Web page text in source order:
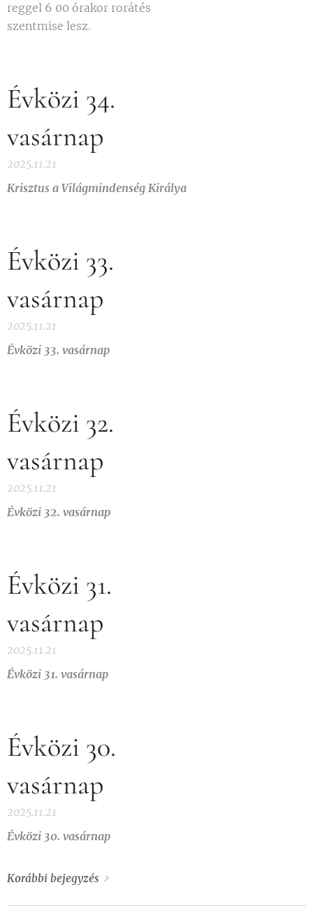
reggel 6 00 órakor rorátés
szentmise lesz.
Évközi 34.
vasárnap
2025.11.21
Krisztus a Világmindenség Királya
Évközi 33.
vasárnap
2025.11.21
Évközi 33. vasárnap
Évközi 32.
vasárnap
2025.11.21
Évközi 32. vasárnap
Évközi 31.
vasárnap
2025.11.21
Évközi 31. vasárnap
Évközi 30.
vasárnap
2025.11.21
Évközi 30. vasárnap
Korábbi bejegyzés